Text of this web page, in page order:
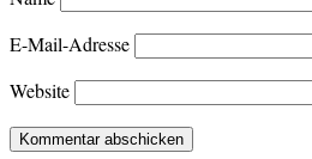
E-Mail-Adresse
Website